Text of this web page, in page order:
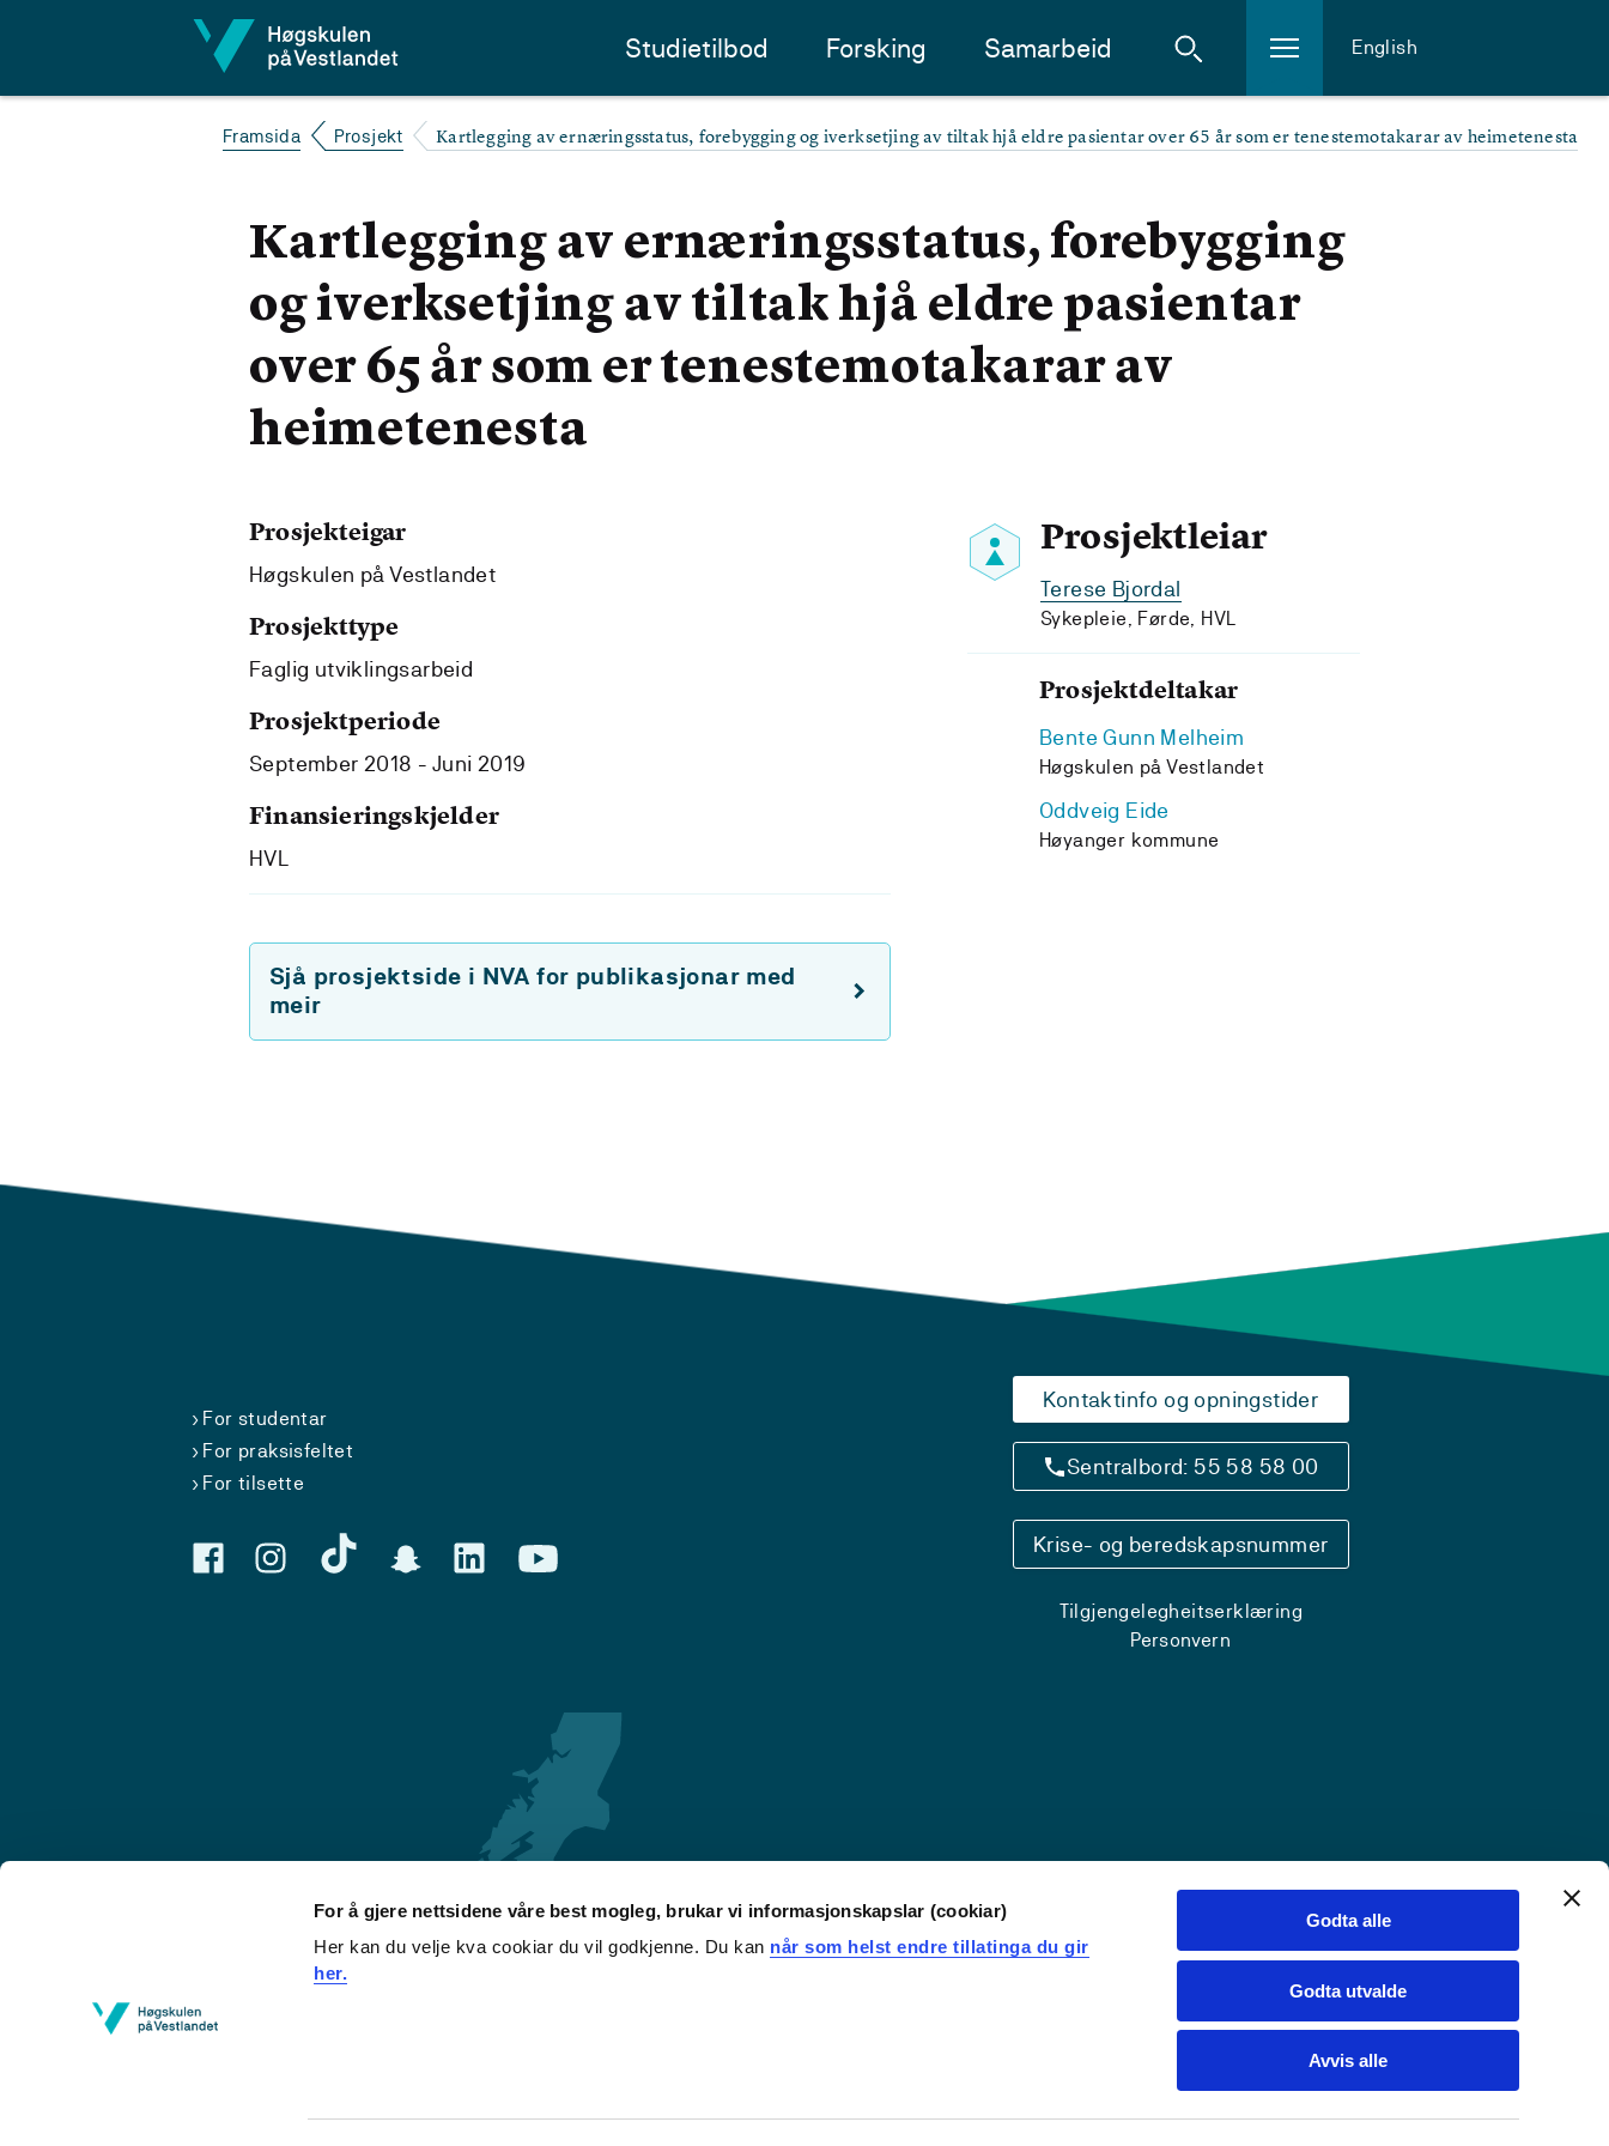
For å gjere nettsidene våre best mogleg, brukar vi informasjonskapslar (cookiar)
Her kan du velje kva cookiar du vil godkjenne. Du kan når som helst endre tillatinga du gir
her.
Godta alle
Godta utvalde
Avvis alle
Studietilbod Forsking Samarbeid English
Framsida Prosjekt Kartlegging av ernæringsstatus, forebygging og iverksetjing av tiltak hjå eldre pasientar over 65 år som er tenestemotakarar av heimetenesta
Kartlegging av ernæringsstatus, forebygging
og iverksetjing av tiltak hjå eldre pasientar
over 65 år som er tenestemotakarar av
heimetenesta
Prosjektleiar
Terese Bjordal
Sykepleie, Førde, HVL
Prosjektdeltakar
Bente Gunn Melheim
Høgskulen på Vestlandet
Oddveig Eide
Høyanger kommune
Prosjekteigar
Høgskulen på Vestlandet
Prosjekttype
Faglig utviklingsarbeid
Prosjektperiode
September 2018 - Juni 2019
Finansieringskjelder
HVL
Sjå prosjektside i NVA for publikasjonar med
meir
For studentar
For praksisfeltet
For tilsette
Kontaktinfo og opningstider
Sentralbord: 55 58 58 00
Krise- og beredskapsnummer
Tilgjengelegheitserklæring
Personvern